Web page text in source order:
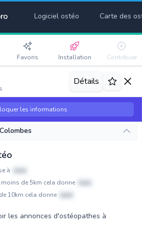
Logiciel ostéo Carte des
Favoris Installation Contribuer
Détails
les informations
à
xxxx
de 5km cela donne
xxxx
10km cela donne
xxxx
les annonces d'ostéopathes à